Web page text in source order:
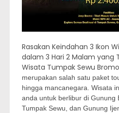
Rasakan Keindahan 3 Ikon
dalam 3 Hari 2 Malam yang
Wisata Tumpak Sewu
merupakan salah satu paket
hingga mancanegara. Wisata
anda untuk berlibur di Gunung
Tumpak Sewu, dan Gunung